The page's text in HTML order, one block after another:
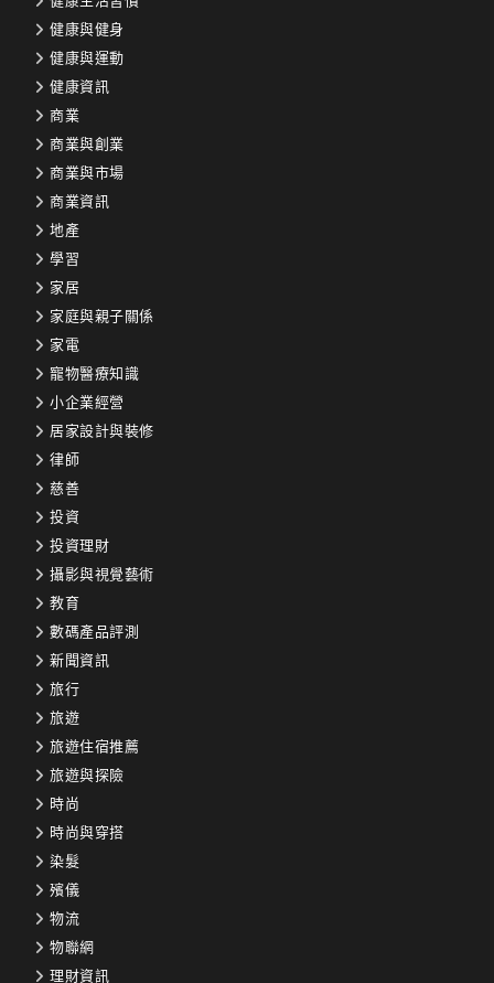
健康與健身
健康與運動
健康資訊
商業
商業與創業
商業與市場
商業資訊
地產
學習
家居
家庭與親子關係
家電
寵物醫療知識
小企業經營
居家設計與裝修
律師
慈善
投資
投資理財
攝影與視覺藝術
教育
數碼產品評測
新聞資訊
旅行
旅遊
旅遊住宿推薦
旅遊與探險
時尚
時尚與穿搭
染髮
殯儀
物流
物聯網
理財資訊